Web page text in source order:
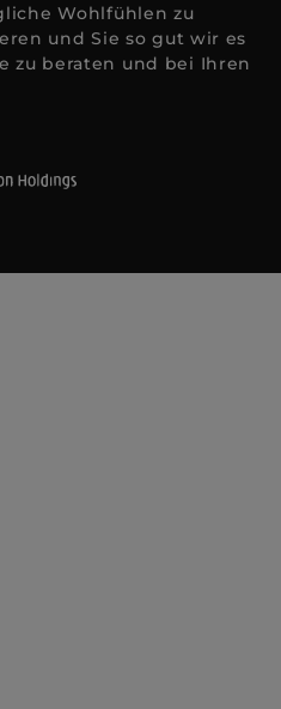
Wohlfühlen zu
und Sie so gut wir es
zu beraten und bei Ihren